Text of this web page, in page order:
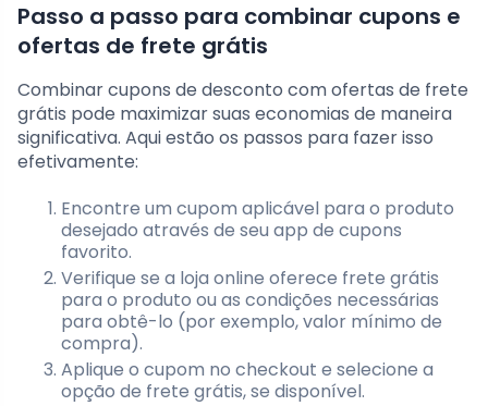
Passo a passo para combinar cupons e
ofertas de frete grátis
Combinar cupons de desconto com ofertas de frete
grátis pode maximizar suas economias de maneira
significativa. Aqui estão os passos para fazer isso
efetivamente:
Encontre um cupom aplicável para o produto
desejado através de seu app de cupons
favorito.
Verifique se a loja online oferece frete grátis
para o produto ou as condições necessárias
para obtê-lo (por exemplo, valor mínimo de
compra).
Aplique o cupom no checkout e selecione a
opção de frete grátis, se disponível.